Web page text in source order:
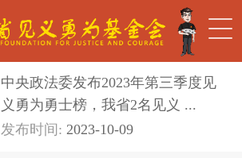
中央政法委发布2023年第三季度见
义勇为勇士榜，我省2名见义 ...
发布时间: 2023-10-09